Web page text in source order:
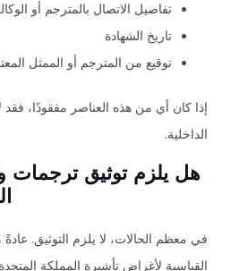
تفاصيل الاتصال بالمترجم أو
تاريخ الشهادة
توقيع من المترجم أو الممثل
إذا كان أي من هذه العناصر مفقودًا، فقد
الداخلية.
هل يلزم توثيق ترجمات
في معظم الحالات، لا يلزم التوثيق.
القياسية لأغراض تأشيرة المملكة